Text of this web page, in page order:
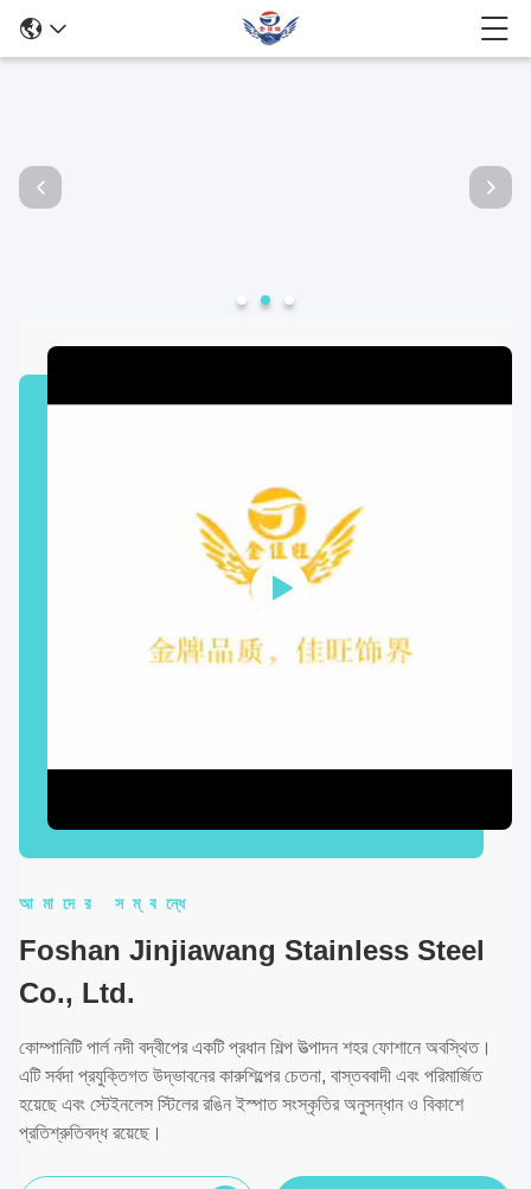
আমাদের সম্বন্ধে
Foshan Jinjiawang Stainless Steel
Co., Ltd.
কোম্পানিটি পার্ল নদী বদ্বীপের একটি প্রধান শিল্প উত্পাদন শহর ফোশানে অবস্থিত।
এটি সর্বদা প্রযুক্তিগত উদ্ভাবনের কারুশিল্পের চেতনা, বাস্তববাদী এবং পরিমার্জিত
হয়েছে এবং স্টেইনলেস স্টিলের রঙিন ইস্পাত সংস্কৃতির অনুসন্ধান ও বিকাশে
প্রতিশ্রুতিবদ্ধ রয়েছে।